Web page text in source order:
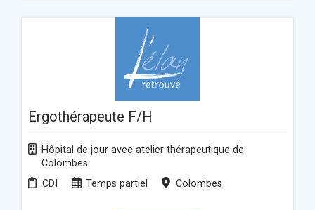
Ergothérapeute F/H
Hôpital de jour avec atelier thérapeutique de
Colombes
CDI
Temps partiel Colombes